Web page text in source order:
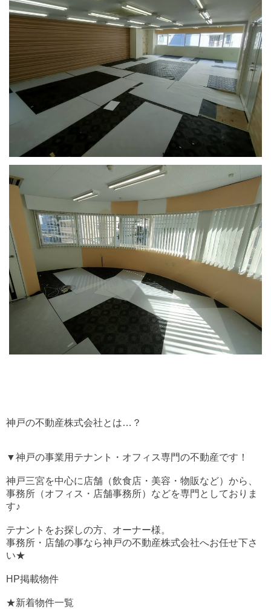
神戸の不動産株式会社とは…？
▼神戸の事業用テナント・オフィス専門の不動産です！
神戸三宮を中心に店舗（飲食店・美容・物販など）から、
事務所（オフィス・店舗事務所）などを専門としておりま
す♪
テナントをお探しの方、オーナー様。
事務所・店舗の事なら神戸の不動産株式会社へお任せ下さ
い★
HP掲載物件
★新着物件一覧